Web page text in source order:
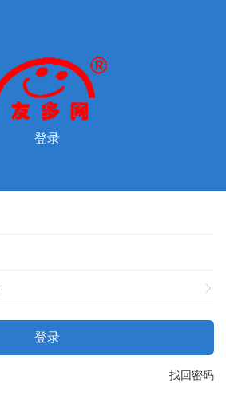
登录
登录
找回密码